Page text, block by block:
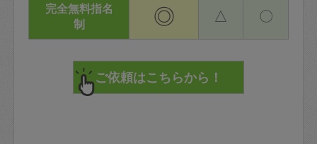
完全無料指名
制
◎ △ 〇